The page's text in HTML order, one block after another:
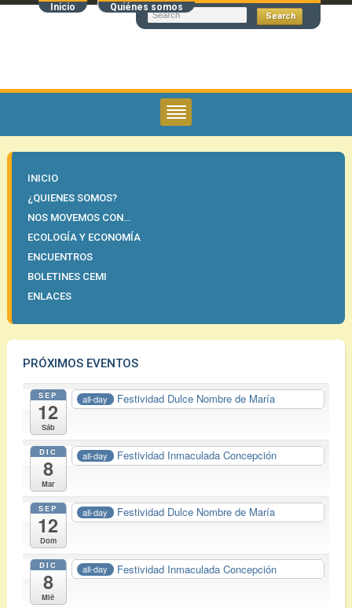
Inicio Quiénes somos
INICIO
¿QUIENES SOMOS?
NOS MOVEMOS CON…
ECOLOGÍA Y ECONOMÍA
ENCUENTROS
BOLETINES CEMI
ENLACES
PRÓXIMOS EVENTOS
SEP
12
Sáb
all-day Festividad Dulce Nombre de María
DIC
8
Mar
all-day Festividad Inmaculada Concepción
SEP
12
Dom
all-day Festividad Dulce Nombre de María
DIC
8
Mié
all-day Festividad Inmaculada Concepción